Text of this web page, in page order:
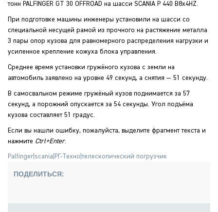
тонн PALFINGER GT 30 OFFROAD на шасси SCANIA P 440 B8x4HZ.
При подготовке машины инженеры установили на шасси со
специальной несущей рамой из прочного на растяжение металла
3 пары опор кузова для равномерного распределения нагрузки и
усиленное крепление кожуха блока управления.
Среднее время установки гружёного кузова с земли на
автомобиль заявлено на уровне 49 секунд, а снятия — 51 секунду.
В самосвальном режиме гружёный кузов поднимается за 57
секунд, а порожний опускается за 54 секунды. Угол подъёма
кузова составляет 51 градус.
Если вы нашли ошибку, пожалуйста, выделите фрагмент текста и
нажмите Ctrl+Enter.
Palfinger scania РГ-Техно |телескопический погрузчик
ПОДЕЛИТЬСЯ: